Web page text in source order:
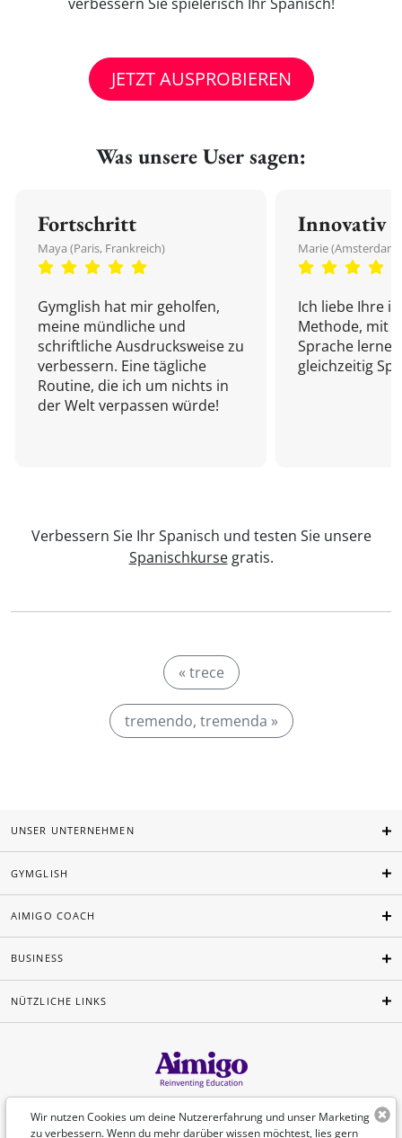
JETZT AUSPROBIEREN
Was unsere User sagen:
Fortschritt
Maya (Paris, Frankreich)
Gymglish hat mir geholfen,
meine mündliche und
schriftliche Ausdrucksweise zu
verbessern. Eine tägliche
Routine, die ich um nichts in
der Welt verpassen würde!
Innovativ
Marie
Ich liebe Ihre
Methode, mit
Sprache
gleichzeitig
Verbessern Sie Ihr Spanisch und testen Sie unsere
Spanischkursegratis.
« trece
tremendo, tremenda »
Wir nutzen Cookies um deine Nutzererfahrung und unser Marketing
zu verbessern. Wenn du mehr darüber wissen möchtest, lies gern
UNSER UNTERNEHMEN
GYMGLISH
AIMIGO COACH
BUSINESS
NÜTZLICHE LINKS
Deutsch